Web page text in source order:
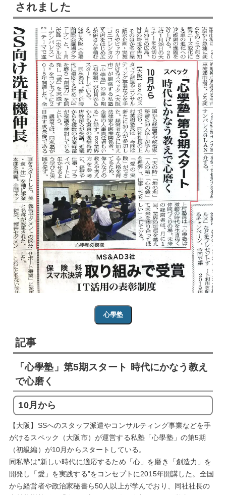
されました
心學塾
記事
「心學塾」第5期スタート 時代にかなう教え
で心磨く
10月から
【大阪】SSへのスタッフ派遣やコンサルティング事業などを手
がけるスペック（大阪市）が運営する私塾「心學塾」の第5期
（初級編）が10月からスタートしている。
同私塾は”新しい時代に適応するため「心」を磨き「創造力」を
開発し「愛」を実践する”をコンセプトに2015年開講した。全国
から経営者や政治家秘書ら50人以上が学んでおり、同社社長の